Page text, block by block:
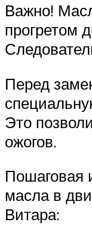
Важно!
прогретом
Перед
Это
ожогов.
Пошаговая
масла в
Витара: